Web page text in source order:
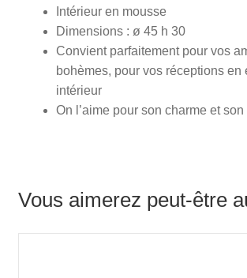
Intérieur en mousse
Dimensions : ø 45 h 30
Convient parfaitement pour vos
bohèmes, pour vos réceptions en
intérieur
On l’aime pour son charme et son
Vous aimerez peut-être